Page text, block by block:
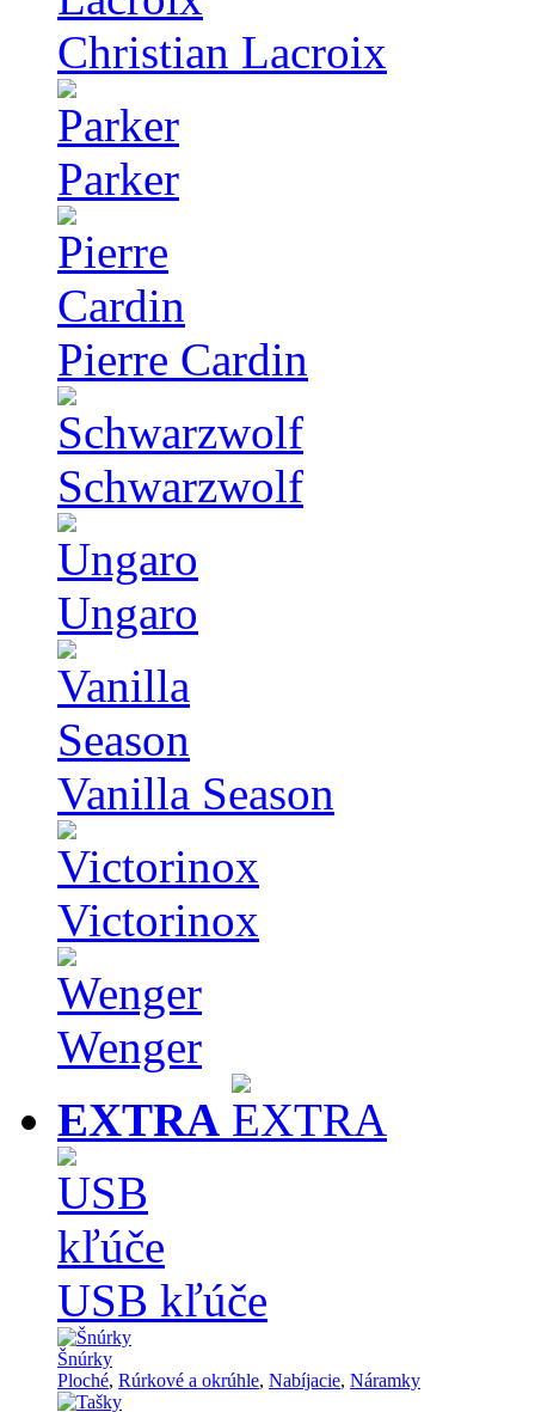
Christian Lacroix
Parker
Pierre Cardin
Schwarzwolf
Ungaro
Vanilla Season
Victorinox
Wenger
EXTRA
USB kľúče
Šnúrky
Ploché, Rúrkové a okrúhle, Nabíjacie, Náramky